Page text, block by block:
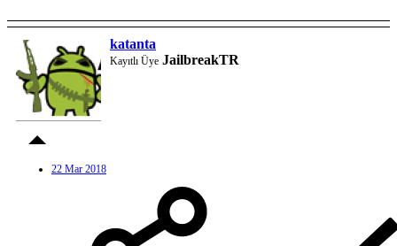
katanta
Kayıtlı Üye JailbreakTR
22 Mar 2018